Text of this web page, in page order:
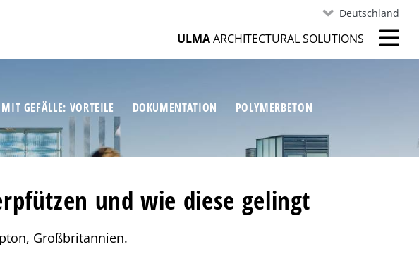
Deutschland
ULMAARCHITECTURAL SOLUTIONS
GEFÄLLE: VORTEILE DOKUMENTATION
POLYMERBETON
und wie diese gelingt
Großbritannien.